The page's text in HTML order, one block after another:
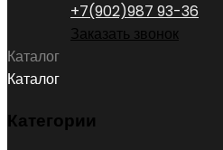
+7(902)987 93-36
Заказать звонок
Каталог
Каталог
Категории